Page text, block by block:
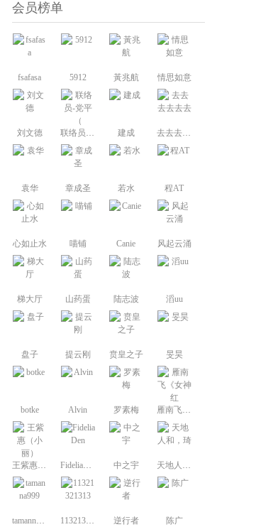
会员榜单
fsafasa 5912 黃兆航 情思如意
刘文德 联络员-党平（ 建成 去去去去去去
袁华 章成圣 若水 程AT
心如止水 喵铺 Canie 风起云涌
梯大厅 山药蛋 陆志波 滔uu
盘子 提云刚 贲皇之子 旻昊
botke Alvin 罗素梅 雁南飞《女神红
王紫惠（小丽） FideliaDen 中之宇 天地人和，琦
tamanna999 11321321313 逆行者 陈广